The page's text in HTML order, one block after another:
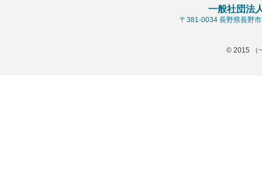
一般社団法
〒381-0034 長野県長野
© 2015 （